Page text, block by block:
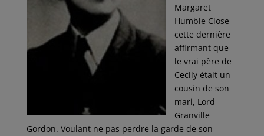
Margaret
Humble Close
cette dernière
affirmant que
le vrai père de
Cecily était un
cousin de son
mari, Lord
Granville
Gordon. Voulant ne pas perdre la garde de son